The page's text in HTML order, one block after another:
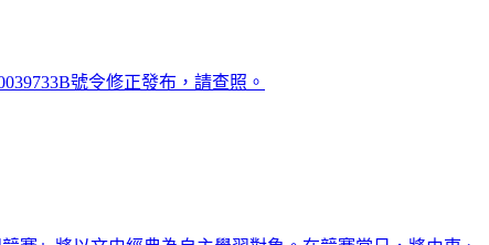
號令修正發布，請查照。